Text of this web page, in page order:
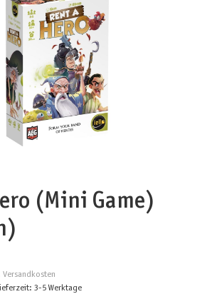
(Mini Game)
3-5 Werktage